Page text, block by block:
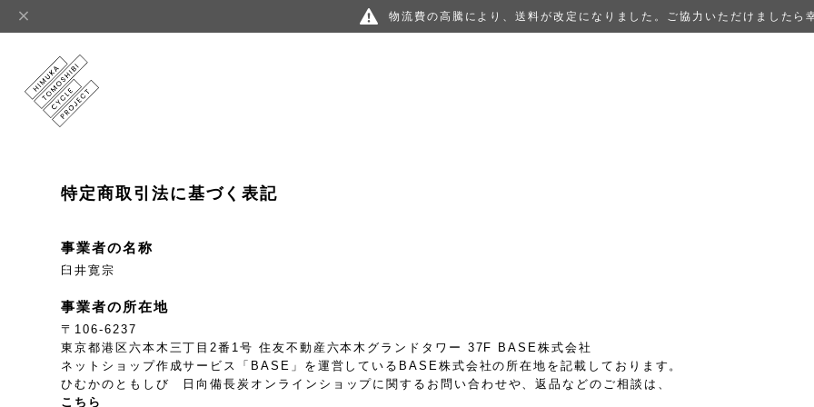
物流費の高騰により、送料が改定になりました。ご協力いただけましたら
特定商取引法に基づく表記
事業者の名称
臼井寛宗
事業者の所在地
〒106-6237
東京都港区六本木三丁目2番1号 住友不動産六本木グランドタワー 37F BASE株式会社
ネットショップ作成サービス「BASE」を運営しているBASE株式会社の所在地を記載しております。
ひむかのともしび 日向備長炭オンラインショップに関するお問い合わせや、返品などのご相談は、
こちら